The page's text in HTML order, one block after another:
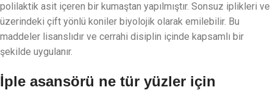
polilaktik asit içeren bir kumaştan yapılmıştır. Sonsuz iplikleri ve
üzerindeki çift yönlü koniler biyolojik olarak emilebilir. Bu
maddeler lisanslıdır ve cerrahi disiplin içinde kapsamlı bir
şekilde uygulanır.
İple asansörü ne tür yüzler için